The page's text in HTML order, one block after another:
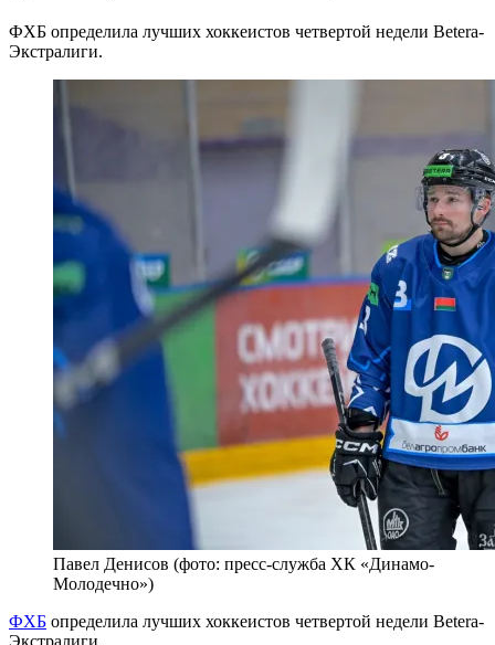
ФХБ определила лучших хоккеистов четвертой недели Betera-
Экстралиги.
Павел Денисов (фото: пресс-служба ХК «Динамо-
Молодечно»)
ФХБ определила лучших хоккеистов четвертой недели Betera-
Экстралиги.